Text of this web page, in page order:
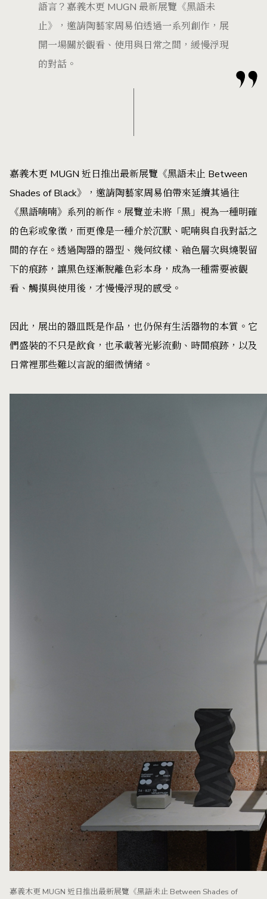
語言？嘉義木更 MUGN 最新展覽《黑語未
止》，邀請陶藝家周易伯透過一系列創作，展
開一場關於觀看、使用與日常之間，緩慢浮現
的對話。
嘉義木更 MUGN 近日推出最新展覽《黑語未止 Between
Shades of Black》，邀請陶藝家周易伯帶來延續其過往
《黑語喃喃》系列的新作。展覽並未將「黑」視為一種明確
的色彩或象徵，而更像是一種介於沉默、呢喃與自我對話之
間的存在。透過陶器的器型、幾何紋樣、釉色層次與燒製留
下的痕跡，讓黑色逐漸脫離色彩本身，成為一種需要被觀
看、觸摸與使用後，才慢慢浮現的感受。
因此，展出的器皿既是作品，也仍保有生活器物的本質。它
們盛裝的不只是飲食，也承載著光影流動、時間痕跡，以及
日常裡那些難以言說的細微情緒。
嘉義木更 MUGN 近日推出最新展覽《黑語未止 Between Shades of